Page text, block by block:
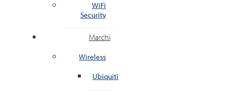
WiFi
Security
Marchi
Wireless
Ubiquiti